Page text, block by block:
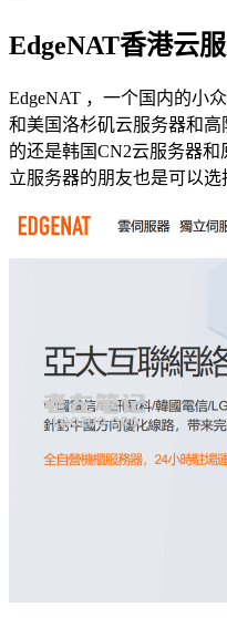
EdgeNAT香港云
EdgeNAT ，一个国内的小
和美国洛杉矶云服务器和高
的还是韩国CN2云服务器
立服务器的朋友也是可以选